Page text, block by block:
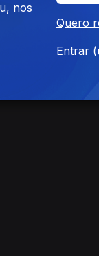
nos
Quero
Entrar